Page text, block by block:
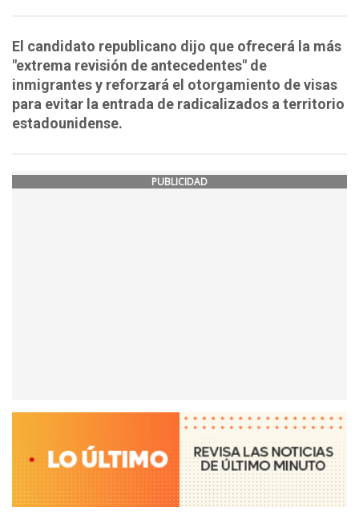
El candidato republicano dijo que ofrecerá la más
"extrema revisión de antecedentes" de
inmigrantes y reforzará el otorgamiento de visas
para evitar la entrada de radicalizados a territorio
estadounidense.
PUBLICIDAD